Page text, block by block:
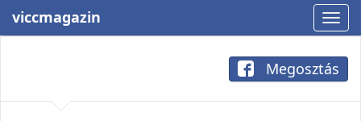
viccmagazin
Megosztás